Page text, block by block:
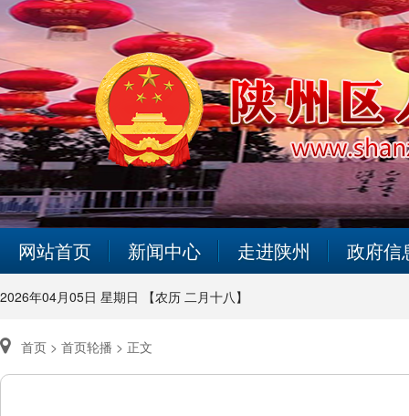
网站首页 新闻中心 走进陕州 政府信
2026年04月05日 星期日 【农历 二月十八】
首页 > 首页轮播 > 正文